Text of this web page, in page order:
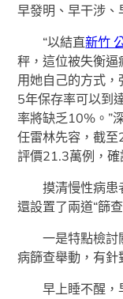
早發明、早干涉、
“以結直新竹
秤，這位被失衡
用她自己的方式，
5年保存率可以到
率將缺乏10%。”
任雷林先容，截
評價21.3萬例，確
摸清慢性病患
還設置了兩道“篩查
一是特點檢討
病篩查舉動，有針
早上睡不醒